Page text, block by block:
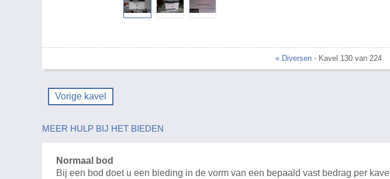
« Diversen - Kavel 130 van 224
Vorige kavel
MEER HULP BIJ HET BIEDEN
Normaal bod
Bij een bod doet u een bieding in de vorm van een bepaald vast bedrag per kavel